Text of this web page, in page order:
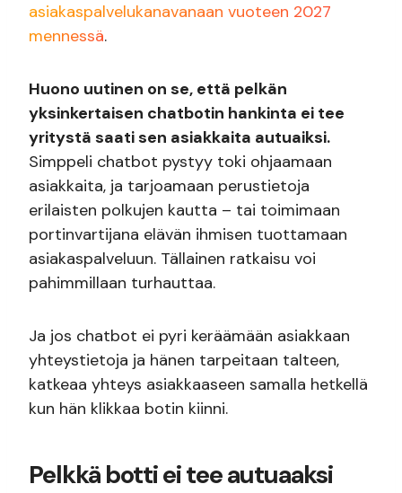
asiakaspalvelukanavanaan vuoteen 2027
mennessä.
Huono uutinen on se, että pelkän
yksinkertaisen chatbotin hankinta ei tee
yritystä saati sen asiakkaita autuaiksi.
Simppeli chatbot pystyy toki ohjaamaan
asiakkaita, ja tarjoamaan perustietoja
erilaisten polkujen kautta – tai toimimaan
portinvartijana elävän ihmisen tuottamaan
asiakaspalveluun. Tällainen ratkaisu voi
pahimmillaan turhauttaa.
Ja jos chatbot ei pyri keräämään asiakkaan
yhteystietoja ja hänen tarpeitaan talteen,
katkeaa yhteys asiakkaaseen samalla hetkellä
kun hän klikkaa botin kiinni.
Pelkkä botti ei tee autuaaksi